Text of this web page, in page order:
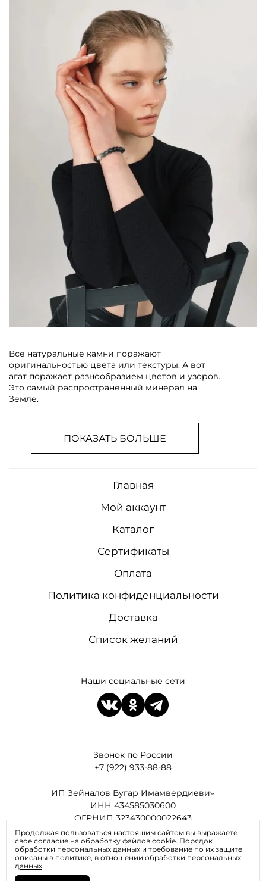
Все натуральные камни поражают
оригинальностью цвета или текстуры. А вот
агат поражает разнообразием цветов и узоров.
Это самый распространенный минерал на
Земле.
ПОКАЗАТЬ БОЛЬШЕ
Звонок по России
+7 (922) 933-88-88
ИП Зейналов Вугар Имамвердиевич
ИНН 434585030600
ОГРНИП 323430000022643
Все права защищены
Главная
Мой аккаунт
Каталог
Сертификаты
Оплата
Политика конфиденциальности
Доставка
Список желаний
Наши социальные сети
Продолжая пользоваться настоящим сайтом вы выражаете
свое согласие на обработку файлов cookie. Порядок
обработки персональных данных и требование по их защите
описаны в политике, в отношении обработки персональных
данных.